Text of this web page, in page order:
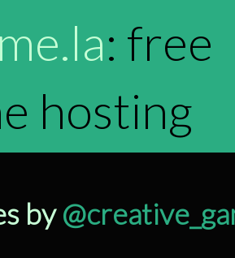
: free
hosting
by